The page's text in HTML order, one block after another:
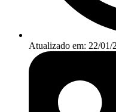
Atualizado em: 22/01/